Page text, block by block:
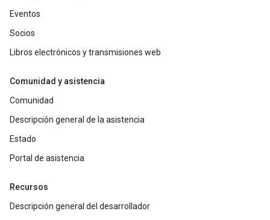
Eventos
Socios
Libros electrónicos y transmisiones web
Comunidad y asistencia
Comunidad
Descripción general de la asistencia
Estado
Portal de asistencia
Recursos
Descripción general del desarrollador